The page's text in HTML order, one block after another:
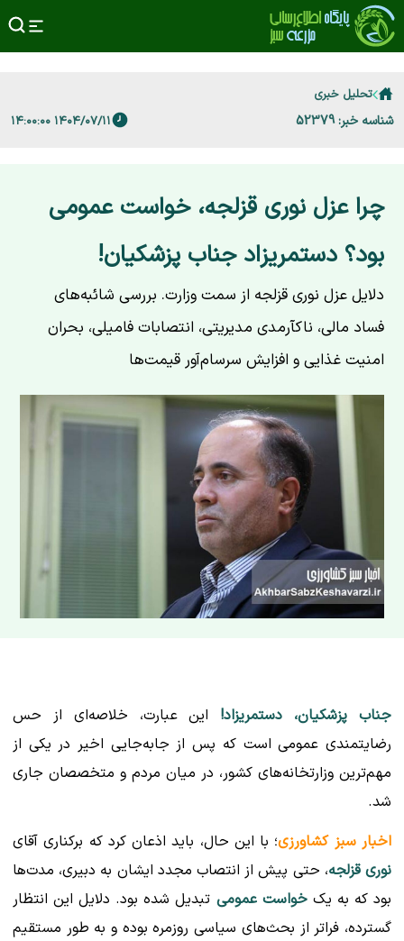
تحلیل خبری
شناسه خبر: 52379 ۱۴۰۴/۰۷/۱۱ ۱۴:۰۰:۰۰
چرا عزل نوری قزلجه، خواست عمومی
بود؟ دستمریزاد جناب پزشکیان!
دلایل عزل نوری قزلجه از سمت وزارت. بررسی شائبه‌های
فساد مالی، ناکآرمدی مدیریتی، انتصابات فامیلی، بحران
امنیت غذایی و افزایش سرسام‌آور قیمت‌ها
جناب پزشکیان، دستمریزاد! این عبارت، خلاصه‌ای از حس
رضایتمندی عمومی است که پس از جابه‌جایی اخیر در یکی از
مهم‌ترین وزارتخانه‌های کشور، در میان مردم و متخصصان جاری
شد.
اخبار سبز کشاورزی؛ با این حال، باید اذعان کرد که برکناری آقای
نوری قزلجه، حتی پیش از انتصاب مجدد ایشان به دبیری، مدت‌ها
بود که به یکخواست عمومی تبدیل شده بود. دلایل این انتظار
گسترده، فراتر از بحث‌های سیاسی روزمره بوده و به طور مستقیم